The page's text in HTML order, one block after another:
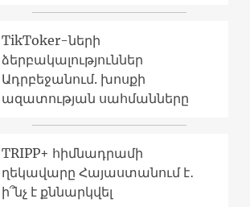
TikToker-ների
ձերբակալություններ
Ադրբեջանում. խոսքի
ազատության սահմանները
TRIPP+ հիմնադրամի
ղեկավարը Հայաստանում է․
ի՞նչ է քննարկվել